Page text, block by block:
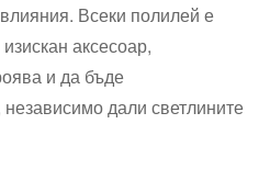
Всеки полилей е
аксесоар,
и да бъде
дали светлините